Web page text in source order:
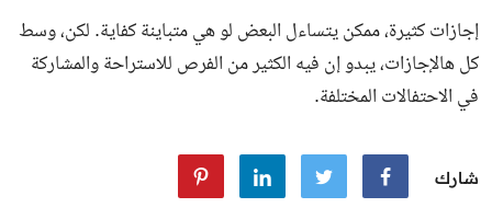
إجازات كثيرة، ممكن يتساءل البعض لو هي متباينة كفاية. لكن، وسط
كل هالإجازات، يبدو إن فيه الكثير من الفرص للاستراحة والمشاركة
في الاحتفالات المختلفة.
شارك